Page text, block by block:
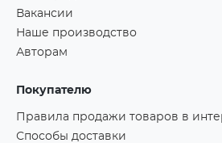
Вакансии
Наше производство
Авторам
Покупателю
Правила продажи товаров в
Способы доставки